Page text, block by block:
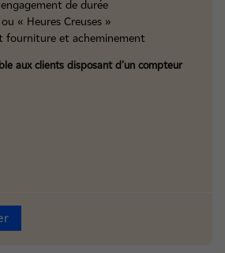
de durée
« Heures Creuses »
fourniture et acheminement
aux clients disposant d’un compteur